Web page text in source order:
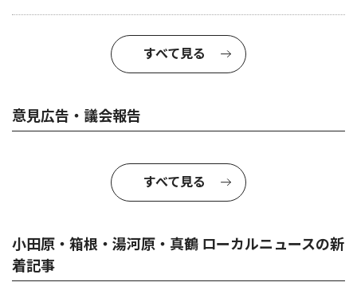
すべて見る
意見広告・議会報告
すべて見る
小田原・箱根・湯河原・真鶴 ローカルニュースの新
着記事